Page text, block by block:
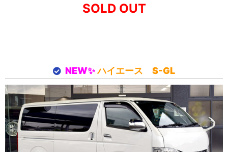
SOLD OUT
NEW✨ハイエース S-GL